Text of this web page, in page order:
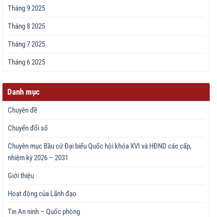
Tháng 9 2025
Tháng 8 2025
Tháng 7 2025
Tháng 6 2025
Danh mục
Chuyên đề
Chuyển đổi số
Chuyên mục Bầu cử Đại biểu Quốc hội khóa XVI và HĐND các cấp,
nhiệm kỳ 2026 – 2031
Giới thiệu
Hoạt động của Lãnh đạo
Tin An ninh – Quốc phòng